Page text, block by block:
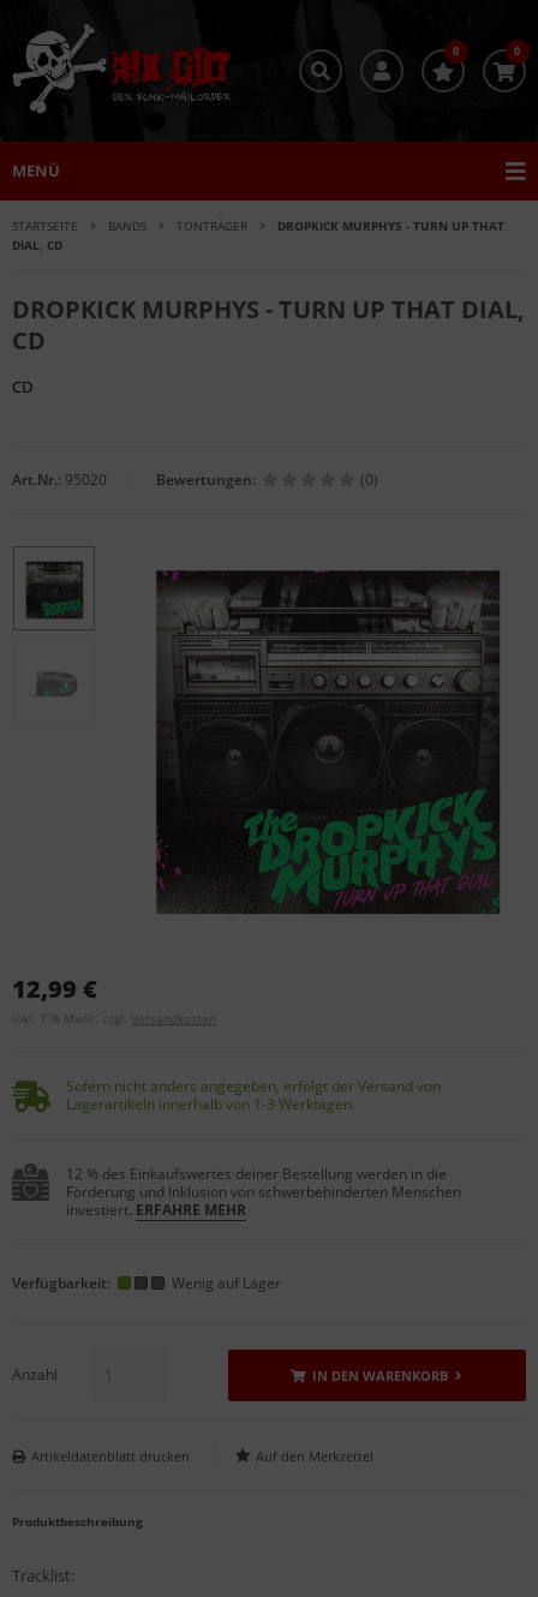
0 0
MENÜ
STARTSEITE BANDS TONTRÄGER
DROPKICK MURPHYS - TURN UP THAT
DIAL, CD
DROPKICK MURPHYS - TURN UP THAT DIAL,
CD
CD
Art.Nr.: 95020 Bewertungen: (0)
12,99 €
inkl. 7 % MwSt. zzgl. Versandkosten
Sofern nicht anders angegeben, erfolgt der Versand von
Lagerartikeln innerhalb von 1-3 Werktagen.
12 % des Einkaufswertes deiner Bestellung werden in die
Förderung und Inklusion von schwerbehinderten Menschen
investiert. ERFAHRE MEHR
Verfügbarkeit: Wenig auf Lager
Anzahl IN DEN WARENKORB
Artikeldatenblatt drucken
Produktbeschreibung
Tracklist: